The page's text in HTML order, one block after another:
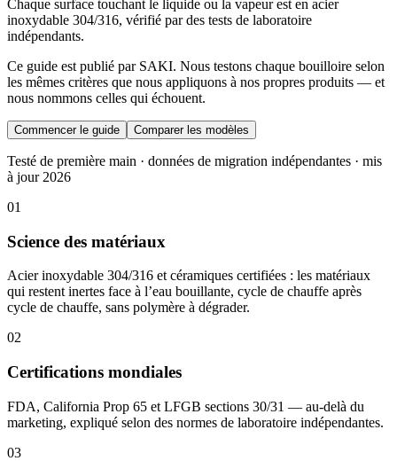
Chaque surface touchant le liquide ou la vapeur est en acier
inoxydable 304/316, vérifié par des tests de laboratoire
indépendants.
Ce guide est publié par SAKI. Nous testons chaque bouilloire selon
les mêmes critères que nous appliquons à nos propres produits — et
nous nommons celles qui échouent.
Commencer le guide Comparer les modèles
Testé de première main · données de migration indépendantes · mis
à jour 2026
01
Science des matériaux
Acier inoxydable 304/316 et céramiques certifiées : les matériaux
qui restent inertes face à l’eau bouillante, cycle de chauffe après
cycle de chauffe, sans polymère à dégrader.
02
Certifications mondiales
FDA, California Prop 65 et LFGB sections 30/31 — au-delà du
marketing, expliqué selon des normes de laboratoire indépendantes.
03